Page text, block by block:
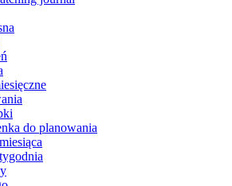
do planowania